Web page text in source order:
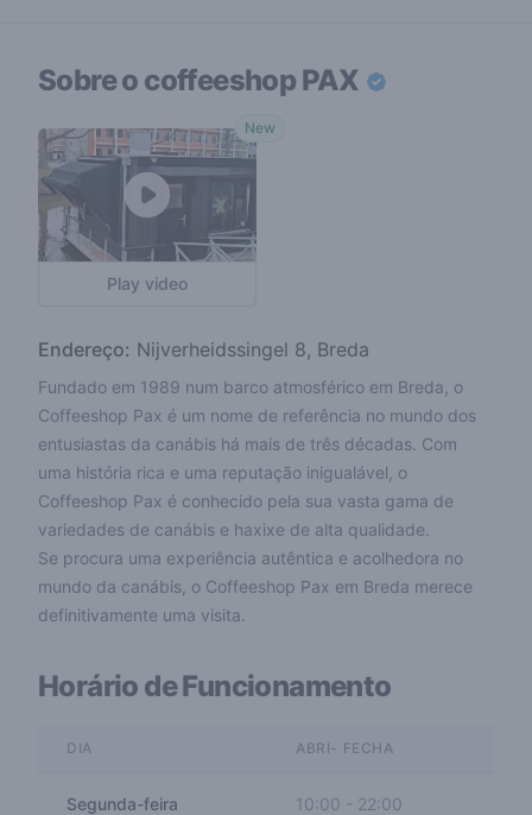
Sobre o coffeeshopPAX
Play video
New
Endereço: Nijverheidssingel 8, Breda
Fundado em 1989 num barco atmosférico em Breda, o
Coffeeshop Pax é um nome de referência no mundo dos
entusiastas da canábis há mais de três décadas. Com
uma história rica e uma reputação inigualável, o
Coffeeshop Pax é conhecido pela sua vasta gama de
variedades de canábis e haxixe de alta qualidade.
Se procura uma experiência autêntica e acolhedora no
mundo da canábis, o Coffeeshop Pax em Breda merece
definitivamente uma visita.
Horário de Funcionamento
DIA ABRI- FECHA
Segunda-feira 10:00 - 22:00